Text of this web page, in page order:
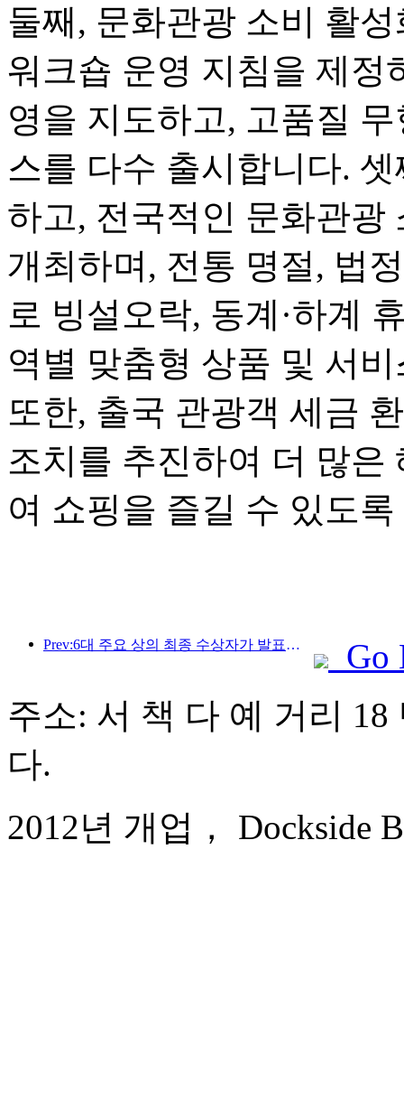
둘째, 문화관광 소비 활
워크숍 운영 지침을 제정
영을 지도하고, 고품질
스를 다수 출시합니다.
하고, 전국적인 문화관광
개최하며, 전통 명절, 법
로 빙설오락, 동계·하계
역별 맞춤형 상품 및 서
또한, 출국 관광객 세금
조치를 추진하여 더 많은
여 쇼핑을 즐길 수 있도
Prev:6대 주요 상의 최종 수상자가 발표되었으며, 매년 100개가 넘는 호텔과 회사가 상을 수상합니다!
Go
주소: 서 책 다 예 거리
다.
2012년 개업， Dockside